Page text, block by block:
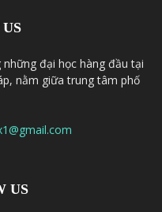
đại học hàng đầu tại
nằm giữa trung tâm phố
US